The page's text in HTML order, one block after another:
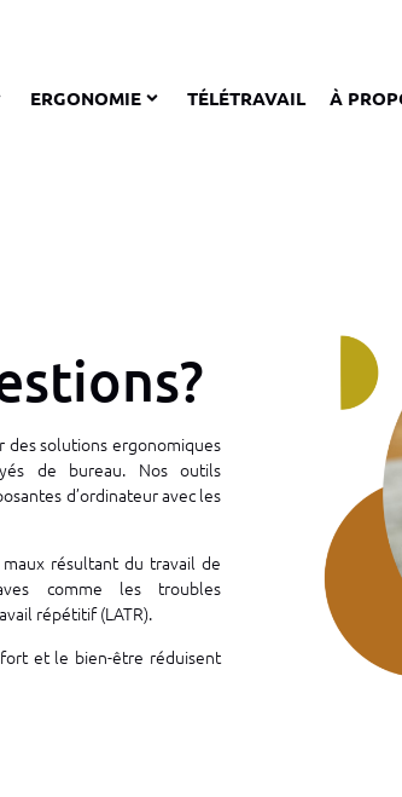
ERGONOMIE TÉLÉTRAVAIL À
des solutions ergonomiques
de bureau. Nos outils
d’ordinateur avec les
résultant du travail de
comme les troubles
répétitif (LATR).
et le bien-être réduisent